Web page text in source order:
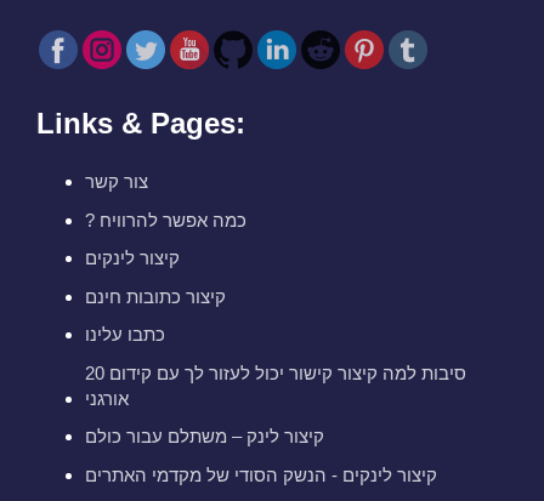
Links & Pages:
צור קשר
? כמה אפשר להרוויח
קיצור לינקים
קיצור כתובות חינם
כתבו עלינו
20 סיבות למה קיצור קישור יכול לעזור לך עם קידום
אורגני
קיצור לינק – משתלם עבור כולם
קיצור לינקים - הנשק הסודי של מקדמי האתרים